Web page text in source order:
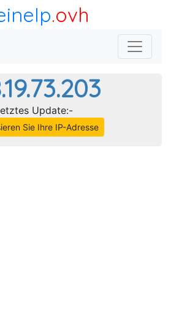
.ovh
Update:-
Sie Ihre IP-Adresse